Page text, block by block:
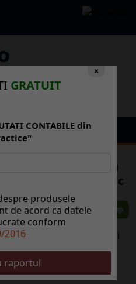
pentru
lovit criza economic
×
GRATUIT
CONTABILE din
produsele
conform
2016